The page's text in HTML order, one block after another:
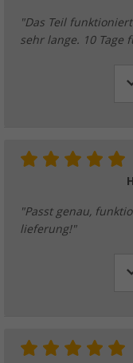
"Das Teil
sehr lange. 10 Tage
"Passt genau,
lieferung!"